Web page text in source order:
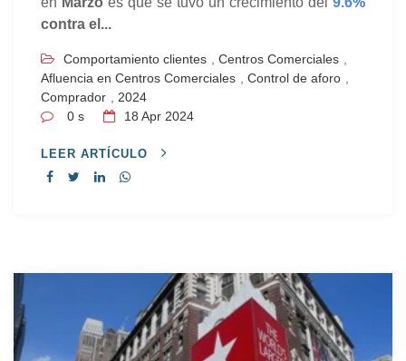
contra el...
Comportamiento clientes Centros Comerciales
Afluencia en Centros Comerciales
Control de aforo
Comprador
2024
0 s
18 Apr 2024
LEER ARTÍCULO